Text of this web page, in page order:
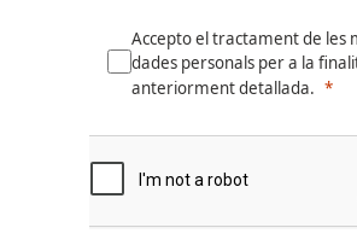
Accepto el tractament de les
dades personals per a la
anteriorment detallada.